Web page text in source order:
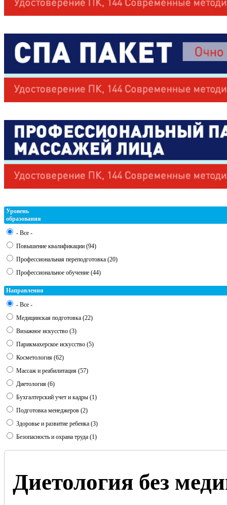
Уровень
образования
- Все -
Повышение квалификации (94)
Профессиональная переподготовка (20)
Профессиональное обучение (44)
Направления
- Все -
Медицинская подготовка (22)
Визажное искусство (3)
Парикмахерское искусство (5)
Косметология (62)
Массаж и реабилитация (57)
Диетология (6)
Бухгалтерский учет и кадры (1)
Подготовка менеджеров (2)
Здоровье и развитие ребенка (3)
Безопасность и охрана труда (1)
Диетология без